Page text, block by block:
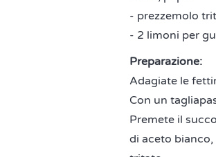
- prezzemolo
- 2 limoni per
Preparazione:
Adagiate le
Con un
Premete il
di aceto